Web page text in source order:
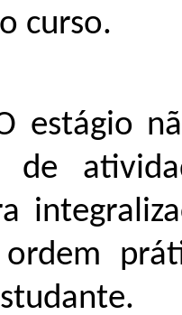
curso.
estágio
de